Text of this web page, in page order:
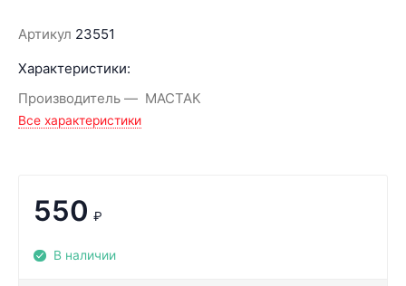
Артикул 23551
Характеристики:
Производитель
МАСТАК
Все характеристики
550 ₽
В наличии